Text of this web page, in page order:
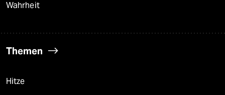
Wahrheit
Themen
Hitze